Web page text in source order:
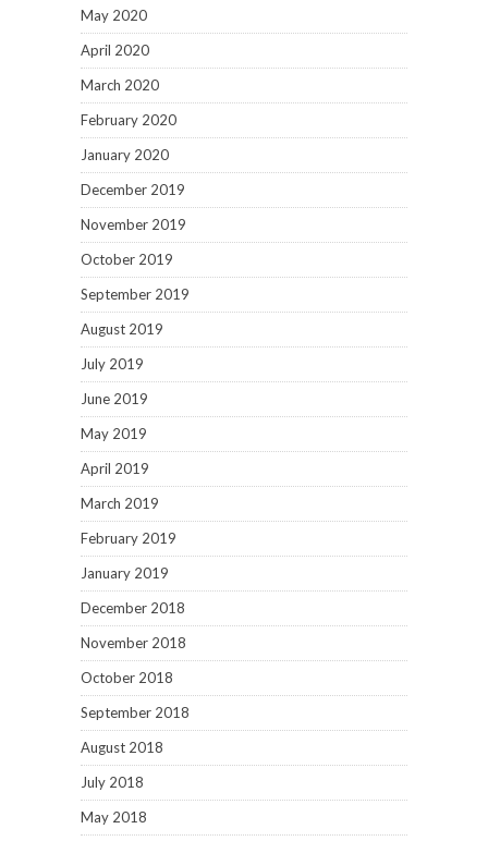
May 2020
April 2020
March 2020
February 2020
January 2020
December 2019
November 2019
October 2019
September 2019
August 2019
July 2019
June 2019
May 2019
April 2019
March 2019
February 2019
January 2019
December 2018
November 2018
October 2018
September 2018
August 2018
July 2018
May 2018